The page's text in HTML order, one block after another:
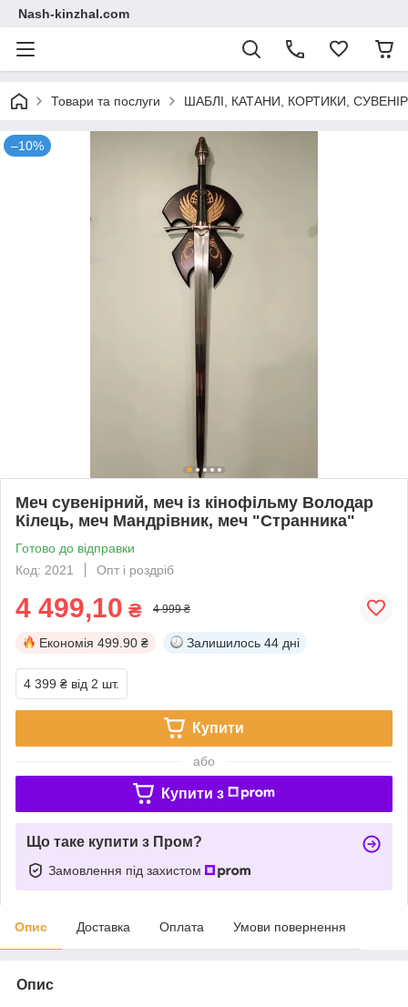
Nash-kinzhal.com
Товари та послуги ШАБЛІ, КАТАНИ, КОРТИКИ,
–10%
Меч сувенірний, меч із кінофільму Володар
Кілець, меч Мандрівник, меч "Странника"
Готово до відправки
Код: 2021
Опт і роздріб
4 499,10 ₴ 4 999 ₴
Економія 499.90 ₴ Залишилось 44 дні
4 399 ₴ від 2 шт.
Купити
або
Купити з
Що таке купити з Пром?
Замовлення під захистом
Опис Доставка Оплата Умови повернення
Опис